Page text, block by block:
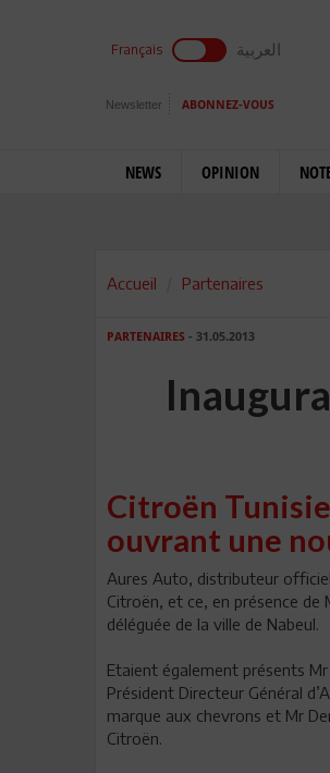
Français العربية
Newsletter ABONNEZ-VOUS
NEWS OPINION
Accueil Partenaires
PARTENAIRES - 31.05.2013
Citroën
ouvrant une
Aures Auto, distributeur
Citroën, et ce, en présence de
déléguée de la ville de Nabeul.
Etaient également présents
Président Directeur Général
marque aux chevrons et Mr
Citroën.